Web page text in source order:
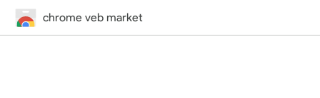
chrome veb market